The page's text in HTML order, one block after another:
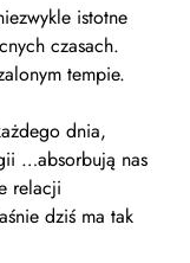
istotne
czasach.
tempie.
dnia,
…absorbują nas
relacji
dziś ma tak